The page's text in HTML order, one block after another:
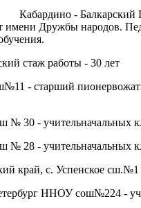
- Балкарский
имени Дружбы народов.
стаж работы - 30 лет
- старший
край, с. Успенское
ННОУ сош№224 -